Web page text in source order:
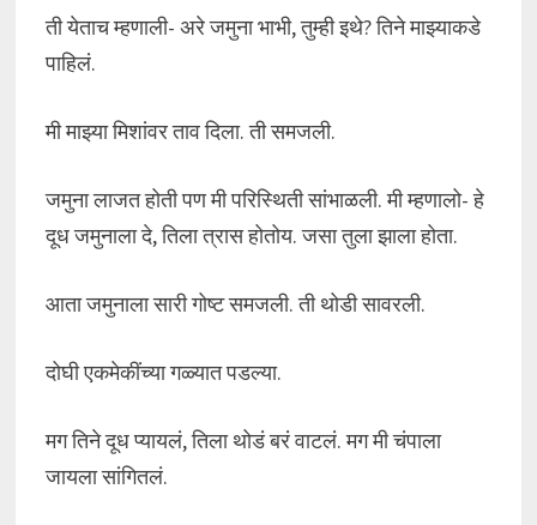
ती येताच म्हणाली- अरे जमुना भाभी, तुम्ही इथे? तिने माझ्याकडे
पाहिलं.
मी माझ्या मिशांवर ताव दिला. ती समजली.
जमुना लाजत होती पण मी परिस्थिती सांभाळली. मी म्हणालो- हे
दूध जमुनाला दे, तिला त्रास होतोय. जसा तुला झाला होता.
आता जमुनाला सारी गोष्ट समजली. ती थोडी सावरली.
दोघी एकमेकींच्या गळ्यात पडल्या.
मग तिने दूध प्यायलं, तिला थोडं बरं वाटलं. मग मी चंपाला
जायला सांगितलं.